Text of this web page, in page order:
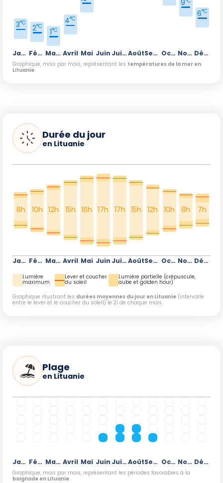
Janvier
3°C
Février
2°C
Mars
1°C
Avril
4°C
Mai Juin JuilletAoût Septembre Octobre Novembre
9
Décembre
6°C
Graphique, mois par mois, représentant les températures de la mer en
Lituanie.
Durée du jour
en Lituanie
Janvier
8h
Février
10h
Mars
12h
Avril
15h
Mai
16h
Juin
17h
Juillet
17h
Août
15h
Septembre
12h
Octobre
10h
Novembre
8h
Décembre
7h
Lumière
maximum
Lever et coucher
du soleil
Lumière partielle (crépuscule,
aube et golden hour)
Graphique illustrant les durées moyennes du jour en Lituanie (intervalle
entre le lever et le coucher du soleil) le 21 de chaque mois.
Plage
en Lituanie
Janvier Février Mars Avril Mai Juin JuilletAoût Septembre Octobre Novembre Décembre
Graphique, mois par mois, représentant les périodes favorables à la
baignade en Lituanie.